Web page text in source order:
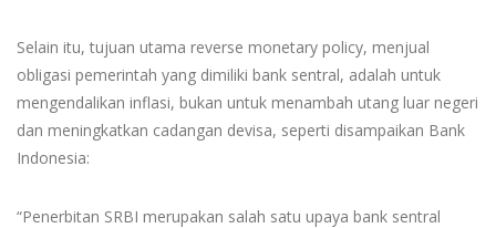
Selain itu, tujuan utama reverse monetary policy, menjual
obligasi pemerintah yang dimiliki bank sentral, adalah untuk
mengendalikan inflasi, bukan untuk menambah utang luar negeri
dan meningkatkan cadangan devisa, seperti disampaikan Bank
Indonesia:
“Penerbitan SRBI merupakan salah satu upaya bank sentral